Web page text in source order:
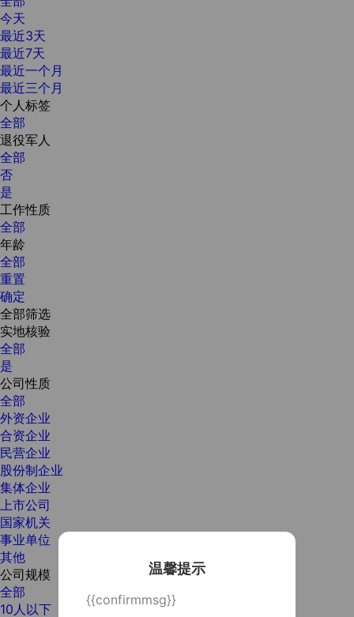
温馨提示
{{confirmmsg}}
今天
最近3天
最近7天
最近一个月
最近三个月
个人标签
全部
退役军人
全部
否
是
工作性质
全部
年龄
全部
重置
确定
全部筛选
实地核验
全部
是
公司性质
全部
外资企业
合资企业
民营企业
股份制企业
集体企业
上市公司
国家机关
事业单位
其他
公司规模
全部
10人以下